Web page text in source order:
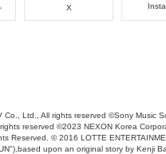
X
Ltd., All rights reserved ©Sony Music
reserved ©2023 NEXON Korea
Reserved. © 2016 LOTTE
upon an original story by